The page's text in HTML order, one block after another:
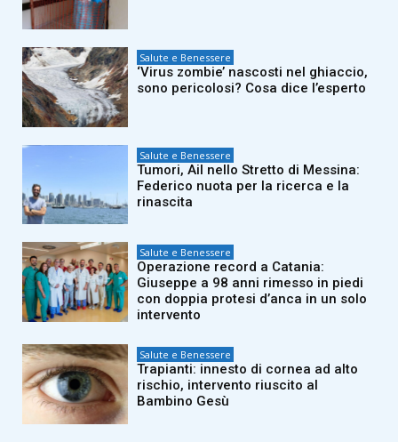
Salute e Benessere
‘Virus zombie’ nascosti nel ghiaccio,
sono pericolosi? Cosa dice l’esperto
Salute e Benessere
Tumori, Ail nello Stretto di Messina:
Federico nuota per la ricerca e la
rinascita
Salute e Benessere
Operazione record a Catania:
Giuseppe a 98 anni rimesso in piedi
con doppia protesi d’anca in un solo
intervento
Salute e Benessere
Trapianti: innesto di cornea ad alto
rischio, intervento riuscito al
Bambino Gesù